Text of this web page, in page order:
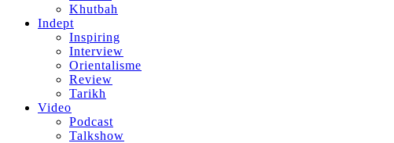
Khutbah
Indept
Inspiring
Interview
Orientalisme
Review
Tarikh
Video
Podcast
Talkshow